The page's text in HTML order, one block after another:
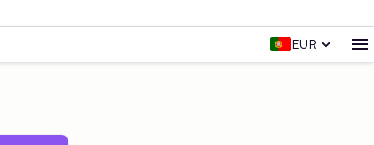
EUR